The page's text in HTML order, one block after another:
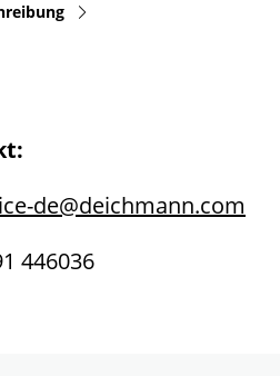
de@deichmann.com
446036